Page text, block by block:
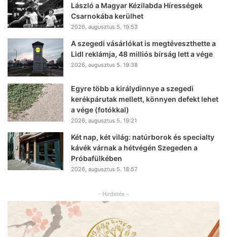
László a Magyar Kézilabda Hírességek
Csarnokába kerülhet
2026, augusztus 5. 19:53
A szegedi vásárlókat is megtéveszthette a
Lidl reklámja, 48 milliós bírság lett a vége
2026, augusztus 5. 19:38
Egyre több a királydinnye a szegedi
kerékpárutak mellett, könnyen defekt lehet
a vége (fotókkal)
2026, augusztus 5. 19:21
Két nap, két világ: natúrborok és specialty
kávék várnak a hétvégén Szegeden a
Próbafülkében
2026, augusztus 5. 18:57
- Hirdetés -